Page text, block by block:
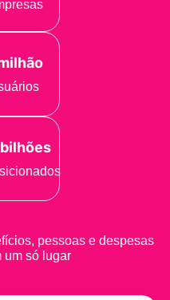
pessoas e despesas
um só lugar